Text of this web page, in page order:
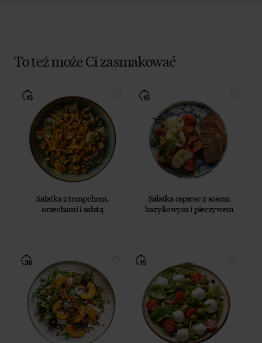
To też może Ci zasmakować
Sałatka z tempehem,
orzechami i sałatą
Sałatka caprese z sosem
bazyliowym i pieczywem